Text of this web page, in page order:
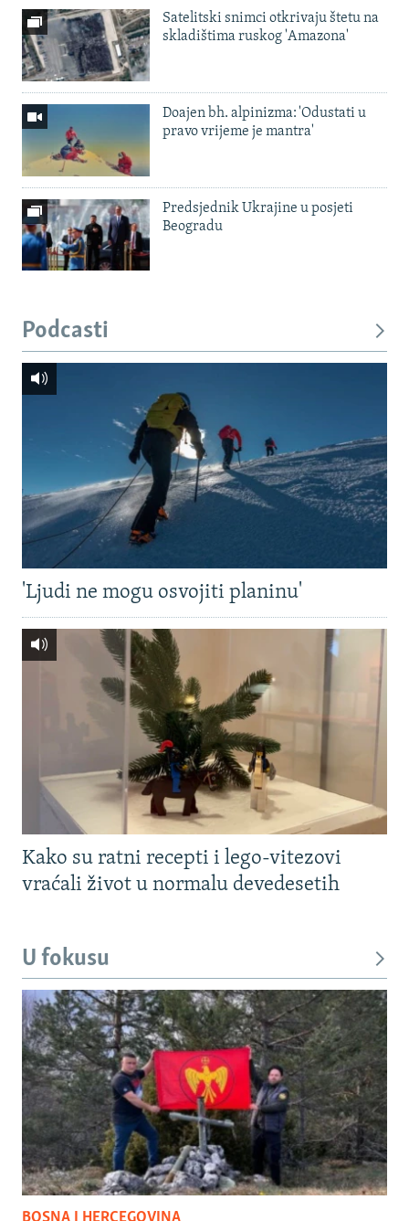
Satelitski snimci otkrivaju štetu na
skladištima ruskog 'Amazona'
Doajen bh. alpinizma: 'Odustati u
pravo vrijeme je mantra'
Predsjednik Ukrajine u posjeti
Beogradu
Podcasti
'Ljudi ne mogu osvojiti planinu'
Kako su ratni recepti i lego-vitezovi
vraćali život u normalu devedesetih
U fokusu